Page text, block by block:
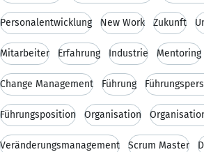
Personalentwicklung New Work Zukunft
Mitarbeiter Erfahrung Industrie Mentoring
Change Management Führung
Führungsposition Organisation
Veränderungsmanagement Scrum Master